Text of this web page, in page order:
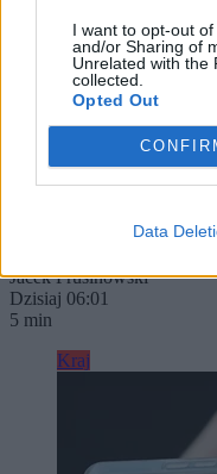
I want to opt-out
and/or Sharing of
Unrelated with the
collected.
Opted Out
Data
Rok prezydentury
Sprawdzamy, jak
– Jestem skuteczny dla
wtedy kandydat na
kiedy objął najwyższy
kampanijne deklaracje
Jacek Prusinowski
Dzisiaj 06:01
5 min
Kraj